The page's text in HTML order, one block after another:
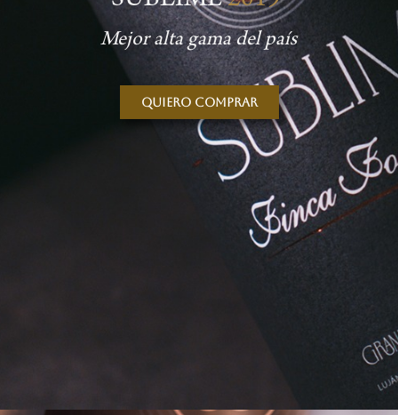
Mejor alta gama del país
Quiero comprar